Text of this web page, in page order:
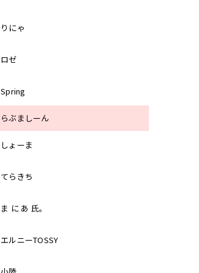
りにゃ
ロゼ
Spring
らぶましーん
しょーま
てらきち
ま に あ 氏。
エルニーTOSSY